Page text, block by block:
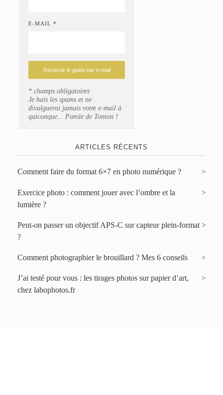
E-MAIL *
* champs obligatoires
Je hais les spams et ne
divulguerai jamais votre e-mail à
quiconque... Parole de Tonton !
ARTICLES RÉCENTS
Comment faire du format 6×7 en photo numérique ?
Exercice photo : comment jouer avec l’ombre et la
lumière ?
Peut-on passer un objectif APS-C sur capteur plein-format
?
Comment photographier le brouillard ? Mes 6 conseils
J’ai testé pour vous : les tirages photos sur papier d’art,
chez labophotos.fr